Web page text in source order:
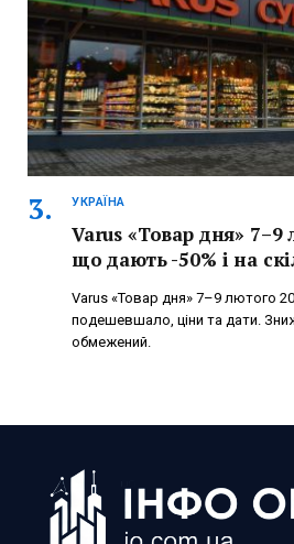
УКРАЇНА
Varus «Товар дня» 7–9
що дають -50% і на
Varus «Товар дня» 7–9 лютого
подешевшало, ціни та дати.
обмежений.